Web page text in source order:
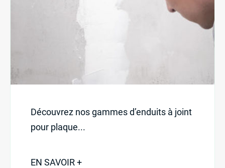
Découvrez nos gammes d’enduits à joint
pour plaque...
EN SAVOIR +